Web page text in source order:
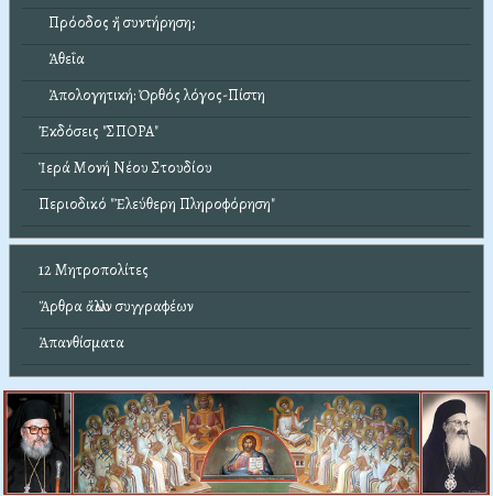
Πρόοδος ἤ συντήρηση;
Ἀθεΐα
Ἀπολογητική: Ὀρθός λόγος-Πίστη
Ἐκδόσεις "ΣΠΟΡΑ"
Ἱερά Μονή Νέου Στουδίου
Περιοδικό "Ἐλεύθερη Πληροφόρηση"
12 Μητροπολίτες
Ἄρθρα ἄλλων συγγραφέων
Ἀπανθίσματα